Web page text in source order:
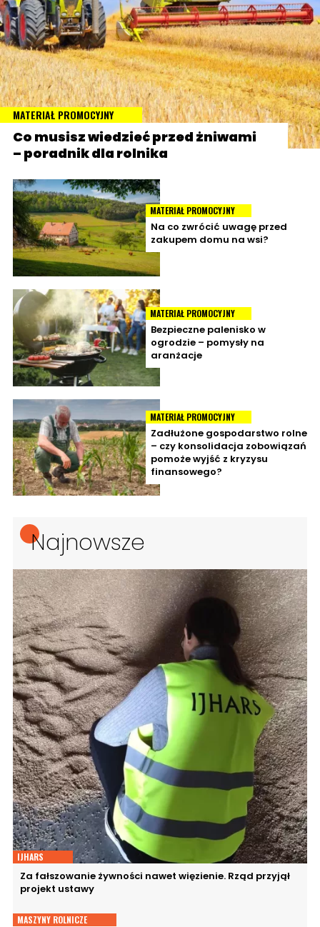
MATERIAŁ PROMOCYJNY
Co musisz wiedzieć przed żniwami
– poradnik dla rolnika
MATERIAŁ PROMOCYJNY
Na co zwrócić uwagę przed
zakupem domu na wsi?
MATERIAŁ PROMOCYJNY
Bezpieczne palenisko w
ogrodzie – pomysły na
aranżacje
MATERIAŁ PROMOCYJNY
Zadłużone gospodarstwo rolne
– czy konsolidacja zobowiązań
pomoże wyjść z kryzysu
finansowego?
Najnowsze
IJHARS
Za fałszowanie żywności nawet więzienie. Rząd przyjął
projekt ustawy
MASZYNY ROLNICZE